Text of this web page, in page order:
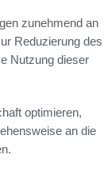
zunehmend an
Reduzierung des
Nutzung dieser
optimieren,
an die